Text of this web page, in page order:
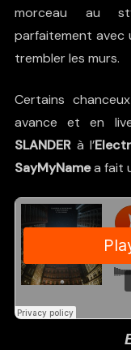
morceau au
parfaitement
trembler les murs.
Certains
avance et en
SLANDERà l’
SayMyNamea fait